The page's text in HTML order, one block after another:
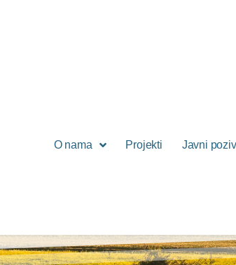
O nama Projekti Javni